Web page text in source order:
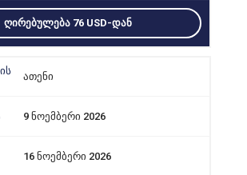
ᲦᲘᲠᲔᲑᲣᲚᲔᲑᲐ 76 USD-ᲓᲐᲜ
ათენი
9 ნოემბერი 2026
16 ნოემბერი 2026